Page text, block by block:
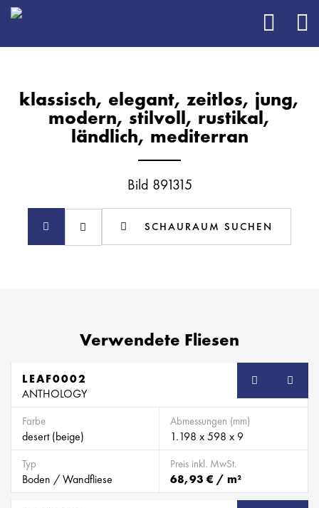
klassisch, elegant, zeitlos, jung,
modern, stilvoll, rustikal,
ländlich, mediterran
Bild 891315
SCHAURAUM SUCHEN
Verwendete Fliesen
SB
LEAF0002
ANTHOLOGY
Farbe
desert (beige)
Abmessungen (mm)
1.198 x 598 x 9
Typ
Boden / Wandfliese
Preis inkl. MwSt.
68,93 € / m²